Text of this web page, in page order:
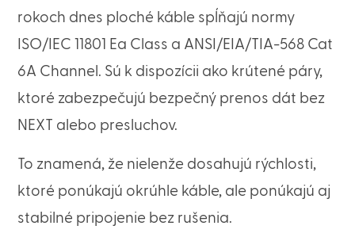
rokoch dnes ploché káble spĺňajú normy
ISO/IEC 11801 Ea Class a ANSI/EIA/TIA-568 Cat
6A Channel. Sú k dispozícii ako krútené páry,
ktoré zabezpečujú bezpečný prenos dát bez
NEXT alebo presluchov.
To znamená, že nielenže dosahujú rýchlosti,
ktoré ponúkajú okrúhle káble, ale ponúkajú aj
stabilné pripojenie bez rušenia.